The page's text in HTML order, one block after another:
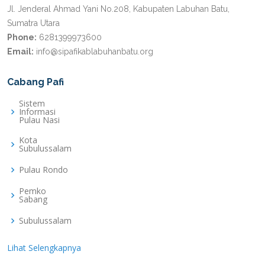
Jl. Jenderal Ahmad Yani No.208, Kabupaten Labuhan Batu,
Sumatra Utara
Phone: 6281399973600
Email: info@sipafikablabuhanbatu.org
Cabang Pafi
Sistem
Informasi
Pulau Nasi
Kota
Subulussalam
Pulau Rondo
Pemko
Sabang
Subulussalam
Lihat Selengkapnya